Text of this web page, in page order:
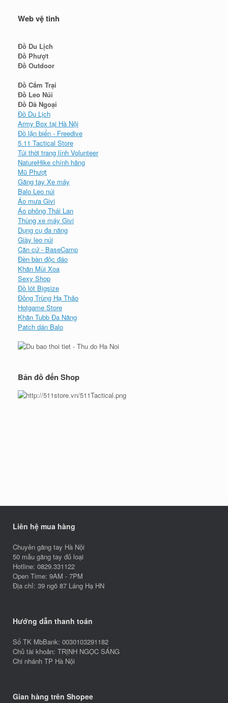
Web vệ tinh
Đồ Du Lịch
Đồ Phượt
Đồ Outdoor
Đồ Cắm Trại
Đồ Leo Núi
Đồ Dã Ngoại
Đồ Du Lịch
Army Box tại Hà Nội
Đồ lặn biển - Freedive
5.11 Tactical Store
Túi thời trang lính Volunteer
NatureHike chính hãng
Mũ Phượt
Găng tay Xe máy
Balo Leo núi
Áo mưa Givi
Áo phông Thái Lan
Thùng xe máy Givi
Dụng cụ đa năng
Giày leo núi
Căn cứ - BaseCamp
Đèn bàn độc đáo
Khăn Mùi Xoa
Sexy Shop
Đồ lót Bigsize
Đông Trùng Hạ Thảo
Hotgame Store
Khăn Tubb Đa Năng
Patch dán Balo
Bản đồ đến Shop
Liên hệ mua hàng
Chuyên găng tay Hà Nội
50 mẫu găng tay đủ loại
Hotline: 0829.331122
Open Time: 9AM - 7PM
Địa chỉ: 39 ngõ 87 Láng Hạ HN
Hướng dẫn thanh toán
Số TK MbBank: 0030103291182
Chủ tài khoản: TRỊNH NGỌC SÁNG
Chi nhánh TP Hà Nội
Gian hàng trên Shopee